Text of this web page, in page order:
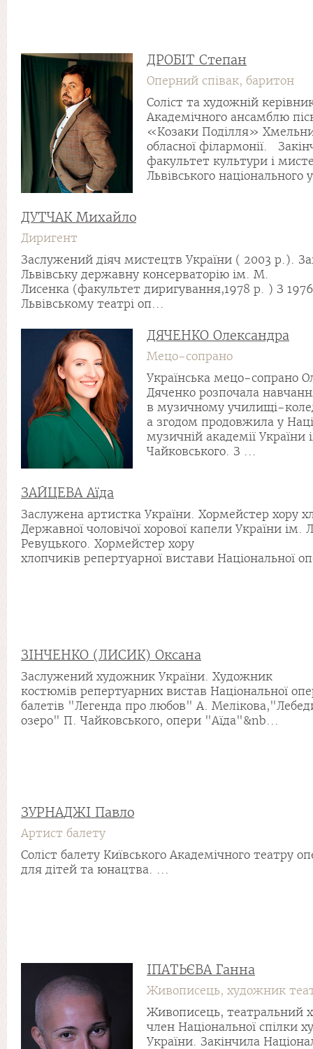
ДРОБІТ Степан
Оперний співак, баритон
Соліст та художній
Академічного ансамблю
«Козаки Поділля»
обласної філармонії.
факультет культури і
Львівського національного
ДУТЧАК Михайло
Диригент
Заслужений діяч мистецтв України ( 2003 р.).
Львівську державну консерваторію ім. М.
Лисенка (факультет диригування,1978 р. ) З
Львівському театрі оп...
ДЯЧЕНКО Олександра
Мецо-сопрано
Українська мецо-сопрано
Дяченко розпочала
в музичному училищі-
а згодом продовжила у
музичній академії України
Чайковського. З ...
ЗАЙЦЕВА Аїда
Заслужена артистка України. Хормейстер хору
Державної чоловічої хорової капели України ім.
Ревуцького. Хормейстер хору
хлопчиків репертуарної вистави Національної
ЗІНЧЕНКО (ЛИСИК) Оксана
Заслужений художник України. Художник
костюмів репертуарних вистав Національної
балетів "Легенда про любов" А.
озеро" П. Чайковського, опери "Аїда"&nb...
ЗУРНАДЖІ Павло
Артист балету
Соліст балету Київського Академічного театру
для дітей та юнацтва. ...
ІПАТЬЄВА Ганна
Живописець, художник
Живописець, театральний
член Національної спілки
України. Закінчила